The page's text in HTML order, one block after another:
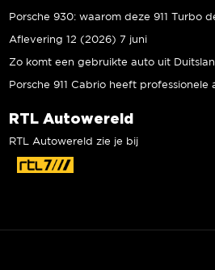
Aflevering 12 (2026) 7 juni
RTL Autowereld
RTL Autowereld zie je bij